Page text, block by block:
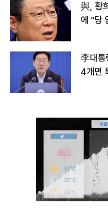
與, 황
에 "당
李대통
4개면